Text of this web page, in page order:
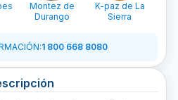
Montez de
Durango
K-paz de La
Sierra
:1 800 668 8080